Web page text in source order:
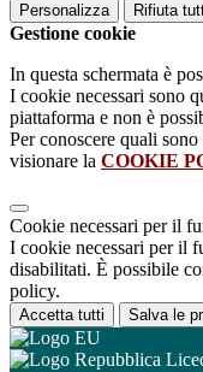
Personalizza Rifiuta
Gestione cookie
In questa schermata è
I cookie necessari sono
piattaforma e non è
Per conoscere quali
visionare la COOKIE
Cookie necessari per il
I cookie necessari per il
disabilitati. È possibile
policy.
Accetta tutti Salva le